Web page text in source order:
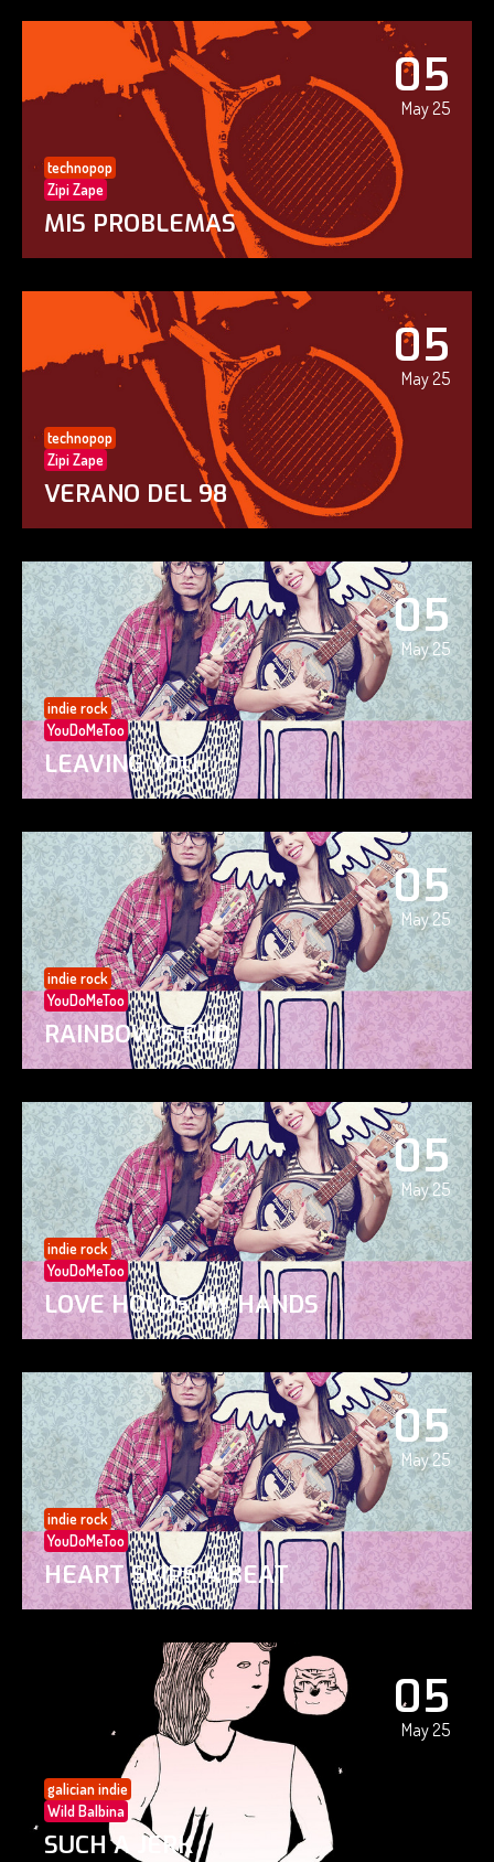
05
May 25
technopop
Zipi Zape
MIS PROBLEMAS
05
May 25
technopop
Zipi Zape
VERANO DEL 98
05
May 25
indie rock
YouDoMeToo
LEAVING YOU
05
May 25
indie rock
YouDoMeToo
RAINBOW’S END
05
May 25
indie rock
YouDoMeToo
LOVE HOLDS MY HANDS
05
May 25
indie rock
YouDoMeToo
HEART SKIPS A BEAT
05
May 25
galician indie
Wild Balbina
SUCH A JERK